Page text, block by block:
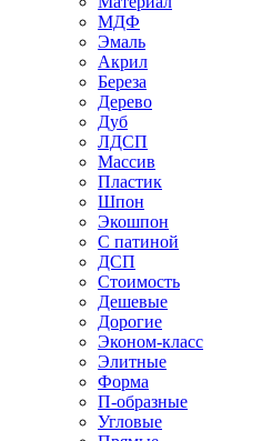
МДФ
Эмаль
Акрил
Береза
Дерево
Дуб
ЛДСП
Массив
Пластик
Шпон
Экошпон
С патиной
ДСП
Стоимость
Дешевые
Дорогие
Эконом-класс
Элитные
Форма
П-образные
Угловые